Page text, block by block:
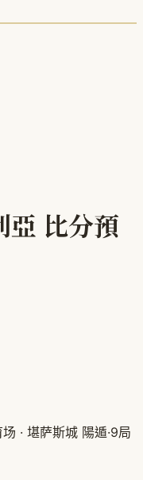
亞 比分預
· 堪萨斯城 陽遁·9局